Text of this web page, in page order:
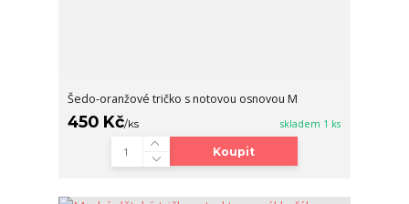
Šedo-oranžové tričko s notovou osnovou M
450 Kč/ks skladem 1 ks
Koupit